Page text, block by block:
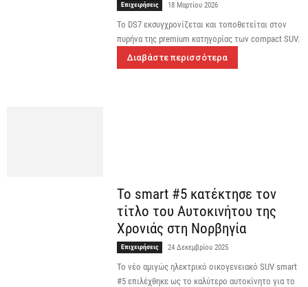
Επιχειρήσεις 18 Μαρτίου 2026
Το DS7 εκσυγχρονίζεται και τοποθετείται στον
πυρήνα της premium κατηγορίας των compact SUV.
Διαβάστε περισσότερα
Το smart #5 κατέκτησε τον
τίτλο του Αυτοκινήτου της
Χρονιάς στη Νορβηγία
Επιχειρήσεις 24 Δεκεμβρίου 2025
Το νέο αμιγώς ηλεκτρικό οικογενειακό SUV smart
#5 επιλέχθηκε ως το καλύτερο αυτοκίνητο για το